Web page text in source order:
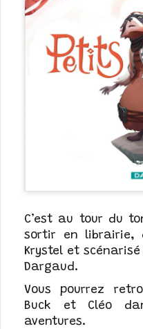
C’est au tour du
sortir en librairie,
Krystel et
Dargaud.
Vous pourrez
Buck et Cléo
aventures.